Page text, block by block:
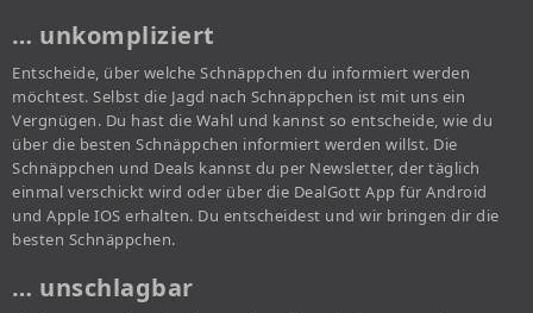
… unkompliziert
Entscheide, über welche Schnäppchen du informiert werden
möchtest. Selbst die Jagd nach Schnäppchen ist mit uns ein
Vergnügen. Du hast die Wahl und kannst so entscheide, wie du
über die besten Schnäppchen informiert werden willst. Die
Schnäppchen und Deals kannst du per Newsletter, der täglich
einmal verschickt wird oder über die DealGott App für Android
und Apple IOS erhalten. Du entscheidest und wir bringen dir die
besten Schnäppchen.
… unschlagbar